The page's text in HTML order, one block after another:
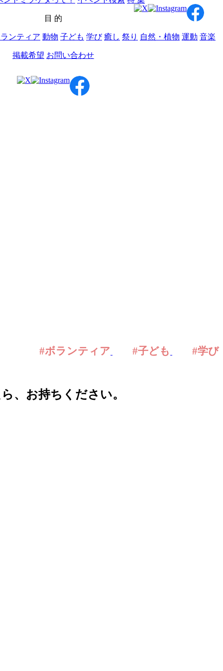
目 的
ンティア 動物 子ども 学び 癒し 祭り 自然・植物 運動 音楽
掲載希望 お問い合わせ
#ボランティア #子ども #学び
、お持ちください。